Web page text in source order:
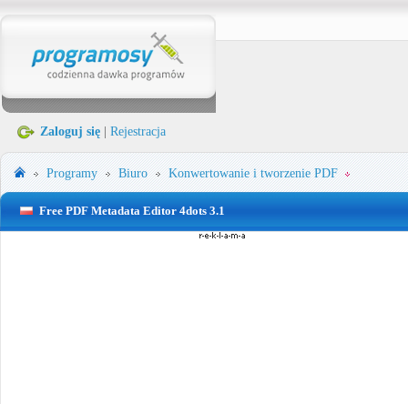
Zaloguj się Rejestracja
Programy Biuro Konwertowanie i tworzenie PDF
Free PDF Metadata Editor 4dots 3.1